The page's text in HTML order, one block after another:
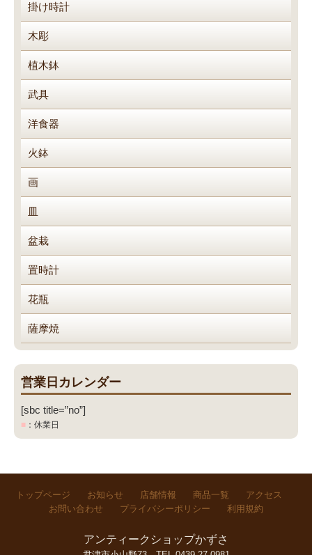
掛け時計
木彫
植木鉢
武具
洋食器
火鉢
画
皿
盆栽
置時計
花瓶
薩摩焼
営業日カレンダー
[sbc title=”no”]
■ ：休業日
トップページ お知らせ 店舗情報 商品一覧
アクセス
お問い合わせ
プライバシーポリシー 利用規約
アンティークショップかずさ